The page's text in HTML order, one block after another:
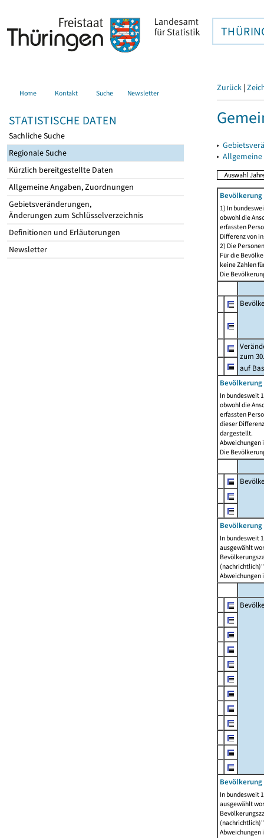
Home Kontakt Suche Newsletter
STATISTISCHE DATEN
Sachliche Suche
Regionale Suche
Kürzlich bereitgestellte Daten
Allgemeine Angaben, Zuordnungen
Gebietsveränderungen,
Änderungen zum Schlüsselverzeichnis
Definitionen und Erläuterungen
Newsletter
Zurück |
▸
▸
1) In
obwohl die
erfassten
Differenz von
2) Die
Für die
keine Zahlen
Die
zum
auf
Bevölkerung
In bundesweit
obwohl die
erfassten
dieser
dargestellt.
Abweichungen
Die
In bundesweit
ausgewählt
Abweichungen
In bundesweit
ausgewählt
Abweichungen